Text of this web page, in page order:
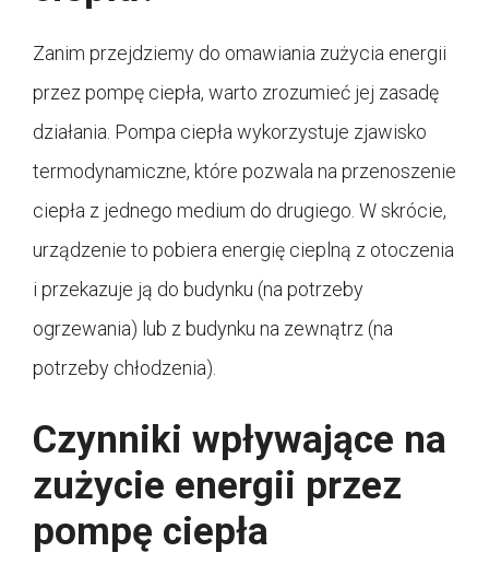
Zanim przejdziemy do omawiania zużycia energii
przez pompę ciepła, warto zrozumieć jej zasadę
działania. Pompa ciepła wykorzystuje zjawisko
termodynamiczne, które pozwala na przenoszenie
ciepła z jednego medium do drugiego. W skrócie,
urządzenie to pobiera energię cieplną z otoczenia
i przekazuje ją do budynku (na potrzeby
ogrzewania) lub z budynku na zewnątrz (na
potrzeby chłodzenia).
Czynniki wpływające na
zużycie energii przez
pompę ciepła